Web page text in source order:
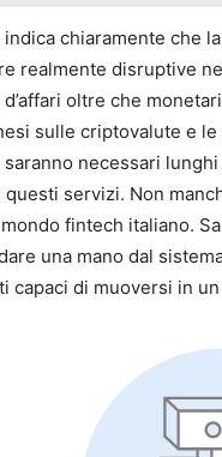
chiaramente che
realmente disruptive
oltre che
sulle criptovalute e
necessari
servizi. Non
fintech italiano.
una mano dal
capaci di muoversi in